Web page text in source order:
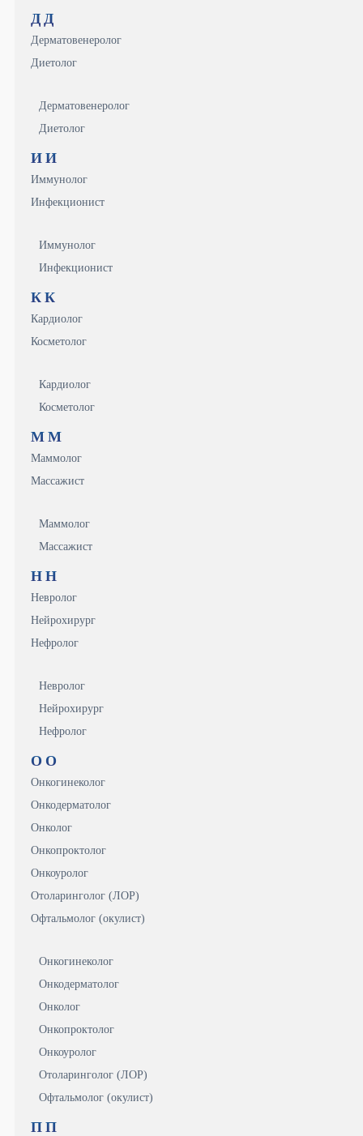
Д Д
Дерматовенеролог
Диетолог
Дерматовенеролог
Диетолог
И И
Иммунолог
Инфекционист
Иммунолог
Инфекционист
К К
Кардиолог
Косметолог
Кардиолог
Косметолог
М М
Маммолог
Массажист
Маммолог
Массажист
Н Н
Невролог
Нейрохирург
Нефролог
Невролог
Нейрохирург
Нефролог
О О
Онкогинеколог
Онкодерматолог
Онколог
Онкопроктолог
Онкоуролог
Отоларинголог (ЛОР)
Офтальмолог (окулист)
Онкогинеколог
Онкодерматолог
Онколог
Онкопроктолог
Онкоуролог
Отоларинголог (ЛОР)
Офтальмолог (окулист)
П П